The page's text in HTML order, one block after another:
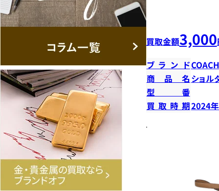
買取金額3,000
ブランドCOACH
商品名 ショル
型番
買取時期2024